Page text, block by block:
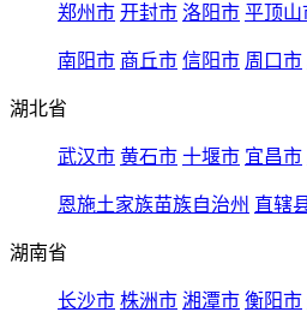
郑州市 开封市 洛阳市 平顶山
南阳市 商丘市 信阳市 周口市
湖北省
武汉市 黄石市 十堰市 宜昌市
恩施土家族苗族自治州 直辖
湖南省
长沙市 株洲市 湘潭市 衡阳市